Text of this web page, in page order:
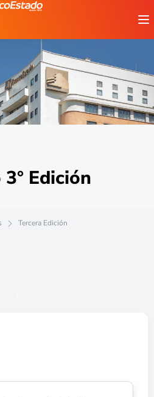
Edición
Tercera Edición